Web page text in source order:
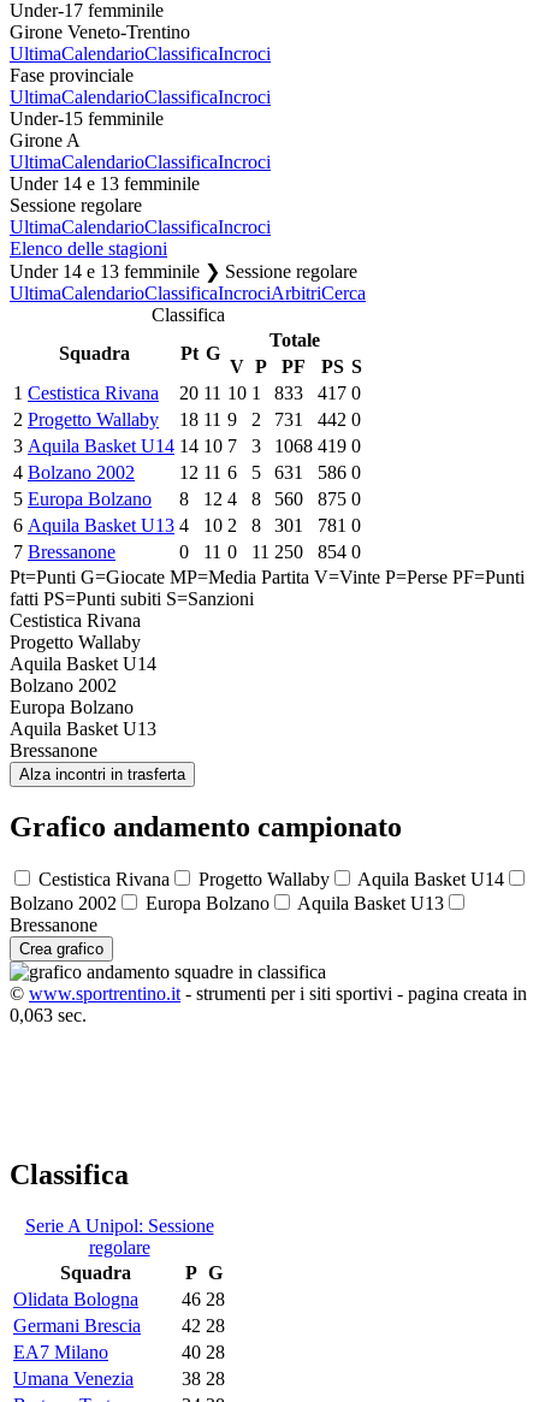
Under-17 femminile
Girone Veneto-Trentino
UltimaCalendarioClassificaIncroci
Fase provinciale
UltimaCalendarioClassificaIncroci
Under-15 femminile
Girone A
UltimaCalendarioClassificaIncroci
Under 14 e 13 femminile
Sessione regolare
UltimaCalendarioClassificaIncroci
Elenco delle stagioni
Under 14 e 13 femminile ❯ Sessione regolare
UltimaCalendarioClassificaIncrociArbitriCerca
Classifica
Squadra
Pt G
Totale
V P PF PS S
1 Cestistica Rivana 20 11 10 1 833 417 0
2 Progetto Wallaby 18 11 9 2 731 442 0
3 Aquila Basket U14 14 10 7 3 1068 419 0
4 Bolzano 2002 12 11 6 5 631 586 0
5 Europa Bolzano 8 12 4 8 560 875 0
6 Aquila Basket U13 4 10 2 8 301 781 0
7 Bressanone 0 11 0 11 250 854 0
Pt=Punti G=Giocate MP=Media Partita V=Vinte P=Perse PF=Punti
fatti PS=Punti subiti S=Sanzioni
Cestistica Rivana
Progetto Wallaby
Aquila Basket U14
Bolzano 2002
Europa Bolzano
Aquila Basket U13
Bressanone
Alza incontri in trasferta
Grafico andamento campionato
Cestistica Rivana Progetto Wallaby
Aquila Basket U14
Bolzano 2002
Europa Bolzano
Aquila Basket U13
Bressanone
Crea grafico
© www.sportrentino.it- strumenti per i siti sportivi - pagina creata in
0,063 sec.
Classifica
Serie A Unipol: Sessione
regolare
Squadra
P G
Olidata Bologna
46 28
Germani Brescia
42 28
EA7 Milano
40 28
Umana Venezia
38 28